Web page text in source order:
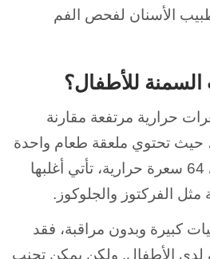
الأسنان لفحص الفم
للأطفال؟
حرارية مرتفعة مقارنة
حيث تحتوي ملعقة طعام واحدة
من العسل على حوالي 64 سعرة حرارية، تأتي أغلبها
الفركتوز والجلوكوز.
كبيرة وبدون مراقبة، فقد
لدى الأطفال. ولكن يمكن تجنب